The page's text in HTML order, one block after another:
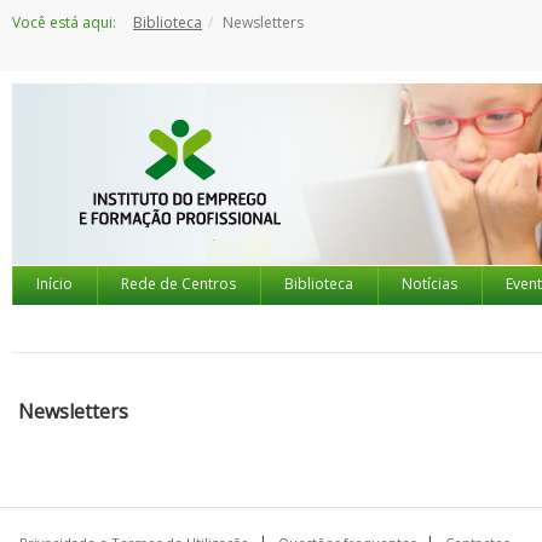
paraVocê está aqui: Biblioteca Newsletters
Início Rede de Centros Biblioteca Notícias
Newsletters